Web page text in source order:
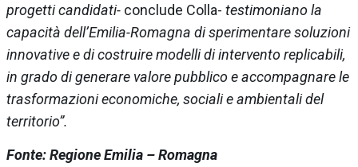
progetti candidati- conclude Colla- testimoniano la
capacità dell’Emilia-Romagna di sperimentare soluzioni
innovative e di costruire modelli di intervento replicabili,
in grado di generare valore pubblico e accompagnare le
trasformazioni economiche, sociali e ambientali del
territorio”.
Fonte: Regione Emilia – Romagna